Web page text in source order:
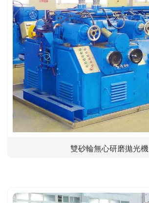
雙砂輪無心研磨拋光機